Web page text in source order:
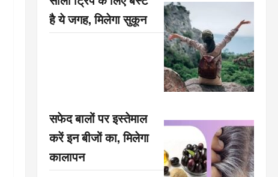
है ये जगह, मिलेगा सुकून
सफेद बालों पर इस्तेमाल
करें इन बीजों का, मिलेगा
कालापन